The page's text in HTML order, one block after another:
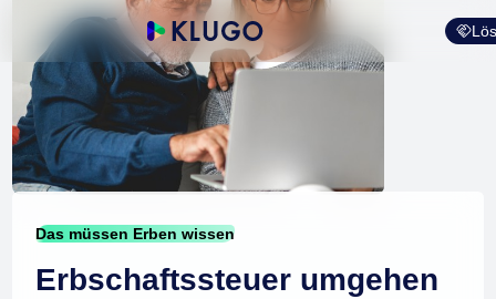
Das müssen Erben wissen
Erbschaftssteuer umgehen